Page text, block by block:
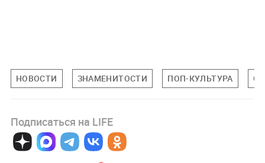
НОВОСТИ ЗНАМЕНИТОСТИ ПОП-КУЛЬТУРА
Подписаться на LIFE